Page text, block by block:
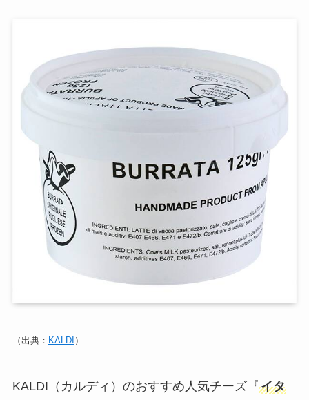
（出典： KALDI ）
KALDI（カルディ）のおすすめ人気チーズ『イタ